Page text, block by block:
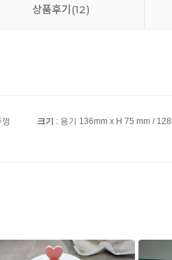
상품후기(12)
크기 : 용기 136mm x H 75 mm /